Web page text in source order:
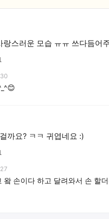
랑스러운 모습 ㅠㅠ 쓰다듬어
까요? ㅋㅋ 귀엽네요 :)
왘 손이다 하고 달려와서 손 할